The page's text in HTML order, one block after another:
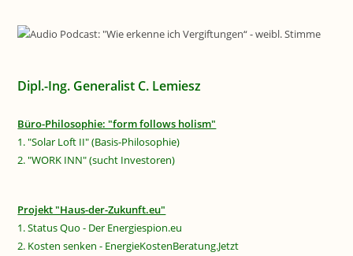
Dipl.-Ing. Generalist C. Lemiesz
Büro-Philosophie: "form follows holism"
1. "Solar Loft II" (Basis-Philosophie)
2. "WORK INN" (sucht Investoren)
Projekt "Haus-der-Zukunft.eu"
1. Status Quo - Der Energiespion.eu
2. Kosten senken - EnergieKostenBeratung.Jetzt